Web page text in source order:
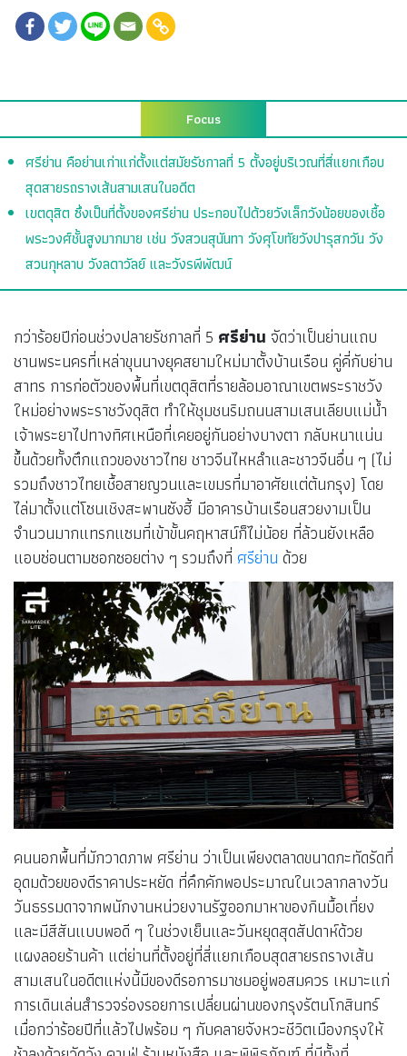
Focus
ศรีย่าน คือย่านเก่าแก่ตั้งแต่สมัยรัชกาลที่ 5 ตั้งอยู่บริเวณที่สี่แยกเกือบ
สุดสายรถรางเส้นสามเสนในอดีต
เขตดุสิต ซึ่งเป็นที่ตั้งของศรีย่าน ประกอบไปด้วยวังเล็กวังน้อยของเชื้อ
พระวงศ์ชั้นสูงมากมาย เช่น วังสวนสุนันทา วังศุโขทัยวังปารุสกวัน วัง
สวนกุหลาบ วังลดาวัลย์ และวังรพีพัฒน์
กว่าร้อยปีก่อนช่วงปลายรัชกาลที่ 5 ศรีย่าน จัดว่าเป็นย่านแถบ
ชานพระนครที่เหล่าขุนนางยุคสยามใหม่มาตั้งบ้านเรือน คู่คี่กับย่าน
สาทร การก่อตัวของพื้นที่เขตดุสิตที่รายล้อมอาณาเขตพระราชวัง
ใหม่อย่างพระราชวังดุสิต ทำให้ชุมชนริมถนนสามเสนเลียบแม่น้ำ
เจ้าพระยาไปทางทิศเหนือที่เคยอยู่กันอย่างบางตา กลับหนาแน่น
ขึ้นด้วยทั้งตึกแถวของชาวไทย ชาวจีนไหหลำและชาวจีนอื่น ๆ (ไม่
รวมถึงชาวไทยเชื้อสายญวนและเขมรที่มาอาศัยแต่ต้นกรุง) โดย
ไล่มาตั้งแต่โซนเชิงสะพานซังฮี้ มีอาคารบ้านเรือนสวยงามเป็น
จำนวนมากแทรกแซมที่เข้าขั้นคฤหาสน์ก็ไม่น้อย ที่ล้วนยังเหลือ
แอบซ่อนตามซอกซอยต่าง ๆ รวมถึงที่ ศรีย่าน ด้วย
คนนอกพื้นที่มักวาดภาพ ศรีย่าน ว่าเป็นเพียงตลาดขนาดกะทัดรัดที่
อุดมด้วยของดีราคาประหยัด ที่คึกคักพอประมาณในเวลากลางวัน
วันธรรมดาจากพนักงานหน่วยงานรัฐออกมาหาของกินมื้อเที่ยง
และมีสีสันแบบพอดี ๆ ในช่วงเย็นและวันหยุดสุดสัปดาห์ด้วย
แผงลอยร้านค้า แต่ย่านที่ตั้งอยู่ที่สี่แยกเกือบสุดสายรถรางเส้น
สามเสนในอดีตแห่งนี้มีของดีรอการมาชมอยู่พอสมควร เหมาะแก่
การเดินเล่นสำรวจร่องรอยการเปลี่ยนผ่านของกรุงรัตนโกสินทร์
เมื่อกว่าร้อยปีที่แล้วไปพร้อม ๆ กับคลายจังหวะชีวิตเมืองกรุงให้